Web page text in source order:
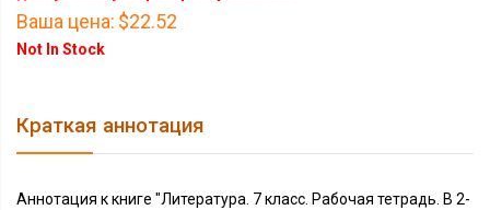
Ваша цена: $22.52
Not In Stock
Краткая аннотация
Аннотация к книге "Литература. 7 класс. Рабочая тетрадь. В 2-